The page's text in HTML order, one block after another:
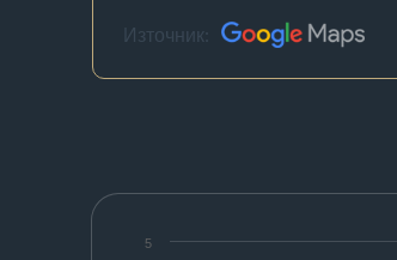
Източник:
5